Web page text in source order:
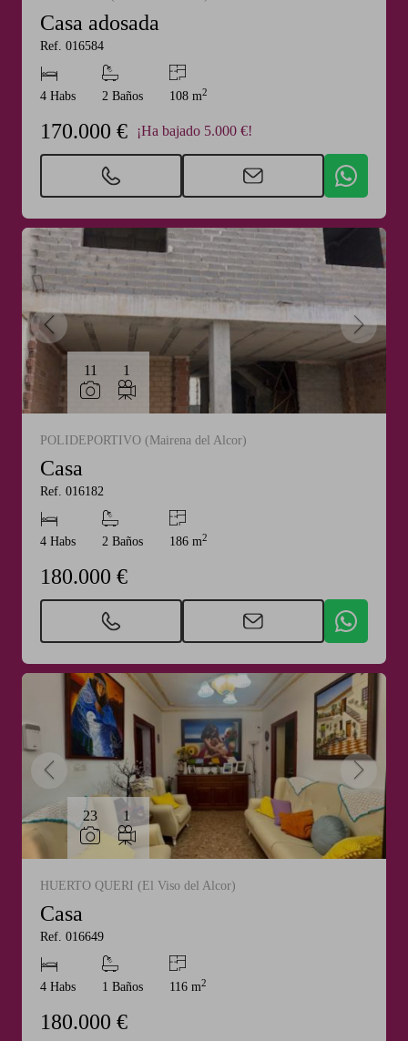
Casa adosada
Ref. 016584
4 Habs 2 Baños 108 m2
170.000 € ¡Ha bajado 5.000 €!
11 1
POLIDEPORTIVO (Mairena del Alcor)
Casa
Ref. 016182
4 Habs 2 Baños 186 m2
180.000 €
23 1
HUERTO QUERI (El Viso del Alcor)
Casa
Ref. 016649
4 Habs 1 Baños 116 m2
180.000 €